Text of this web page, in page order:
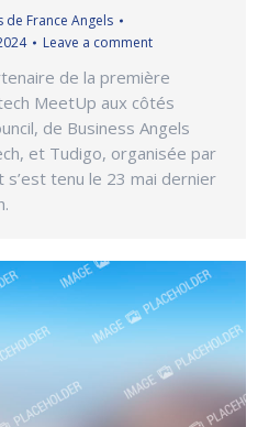
de France Angels
Leave a comment
de la première
MeetUp aux côtés
de Business Angels
et Tudigo, organisée par
s’est tenu le 23 mai dernier